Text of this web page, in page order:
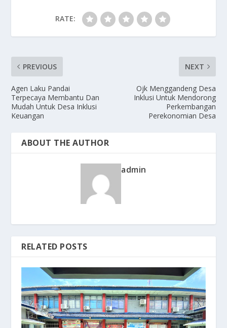
RATE:
PREVIOUS
Agen Laku Pandai
Terpecaya Membantu Dan
Mudah Untuk Desa Inklusi
Keuangan
NEXT
Ojk Menggandeng Desa
Inklusi Untuk Mendorong
Perkembangan
Perekonomian Desa
ABOUT THE AUTHOR
admin
RELATED POSTS